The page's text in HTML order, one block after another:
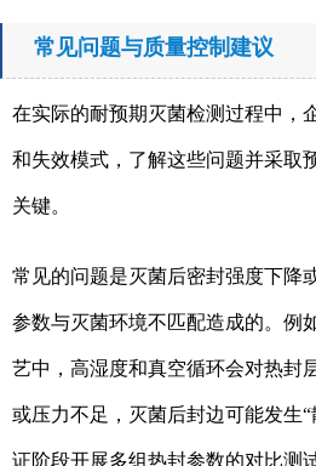
常见问题与质量控制建议
在实际的耐预期灭菌检测过程中，
和失效模式，了解这些问题并采取
关键。
常见的问题是灭菌后密封强度下降
参数与灭菌环境不匹配造成的。例
艺中，高湿度和真空循环会对热封
或压力不足，灭菌后封边可能发生
证阶段开展多组热封参数的对比测